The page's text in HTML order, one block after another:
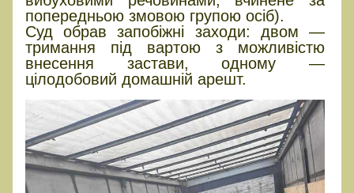
попередньою змовою групою осіб).
Суд обрав запобіжні заходи: двом —
тримання під вартою з можливістю
внесення застави, одному —
цілодобовий домашній арешт.